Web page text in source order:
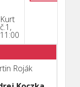
Kurt
č.1,
11:00
Roják